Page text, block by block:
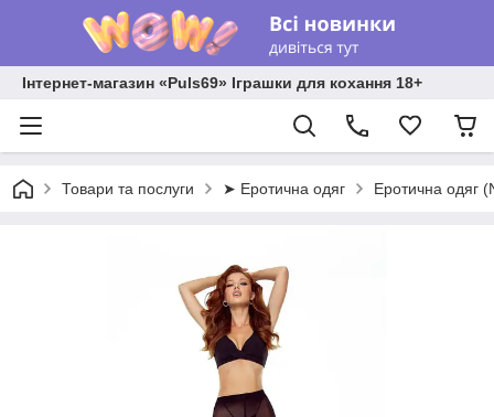
Інтернет-магазин «Puls69» Іграшки для кохання 18+
Товари та послуги ➤ Еротична одяг Еротична одяг